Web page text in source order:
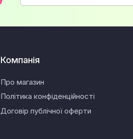
Компанія
Про магазин
Політика конфіденційності
Договір публічної оферти